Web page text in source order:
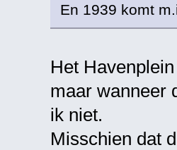
En 1939 komt
Het
maar wanneer
ik niet.
Misschien dat